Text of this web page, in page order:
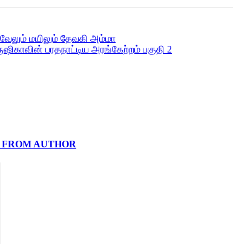
மயிலும் தேவகி அம்மா
பரதநாட்டிய அரங்கேற்றம் பகுதி 2
AUTHOR